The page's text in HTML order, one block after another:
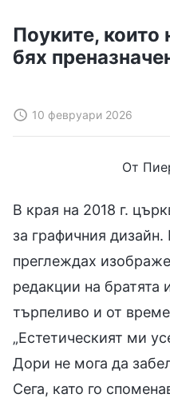
Поуките, които
бях
10 февруари 2026
От
В края на 2018 г.
за графичния дизайн.
преглеждах
редакции на братята
търпеливо и от
„Естетическият ми
Дори не мога да
Сега, като го